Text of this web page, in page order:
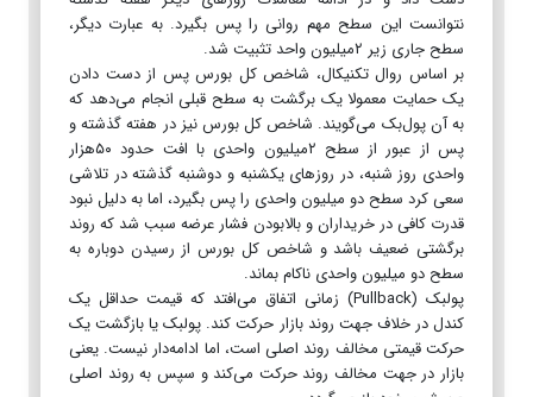
نتوانست این سطح مهم روانی را پس بگیرد. به عبارت دیگر،
سطح جاری زیر ۲میلیون واحد تثبیت شد.
بر اساس روال تکنیکال، شاخص کل بورس پس از دست دادن
یک حمایت معمولا یک برگشت به سطح قبلی انجام می‌دهد که
به آن پول‌بک می‌گویند. شاخص کل بورس نیز در هفته گذشته و
پس از عبور از سطح ۲میلیون واحدی با افت حدود ۵۰هزار
واحدی روز شنبه، در روزهای یکشنبه و دوشنبه گذشته در تلاشی
سعی کرد سطح دو میلیون واحدی را پس بگیرد، اما به دلیل نبود
قدرت کافی در خریداران و بالابودن فشار عرضه سبب شد که روند
برگشتی ضعیف باشد و شاخص کل بورس از رسیدن دوباره به
سطح دو میلیون واحدی ناکام بماند.
پولبک (Pullback) زمانی اتفاق می‌افتد که قیمت حداقل یک
کندل در خلاف جهت روند بازار حرکت کند. پولبک یا بازگشت یک
حرکت قیمتی مخالف روند اصلی است، اما ادامه‌دار نیست. یعنی
بازار در جهت مخالف روند حرکت می‌کند و سپس به روند اصلی